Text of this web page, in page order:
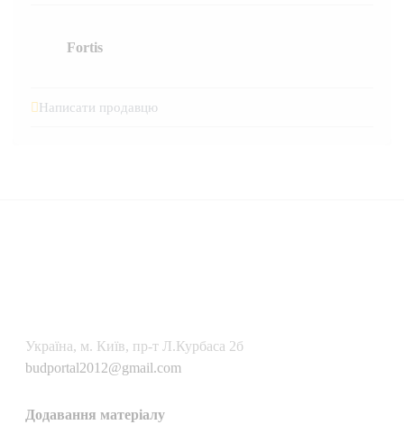
Fortis
Написати продавцю
Українa, м. Київ, пр-т Л.Курбаса 2б
budportal2012@gmail.com
Додавання матеріалу